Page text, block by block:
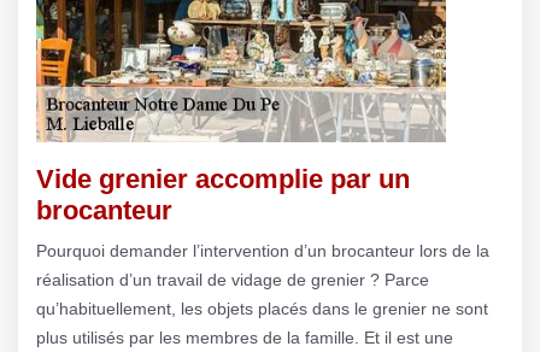
Vide grenier accomplie par un
brocanteur
Pourquoi demander l’intervention d’un brocanteur lors de la
réalisation d’un travail de vidage de grenier ? Parce
qu’habituellement, les objets placés dans le grenier ne sont
plus utilisés par les membres de la famille. Et il est une